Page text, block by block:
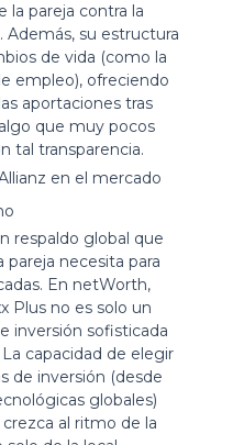
pareja contra la
Además, su estructura
de vida (como la
empleo), ofreciendo
aportaciones tras
que muy pocos
tal transparencia.
en el mercado
respaldo global que
pareja necesita para
En netWorth,
Plus no es solo un
inversión sofisticada
capacidad de elegir
de inversión (desde
globales)
al ritmo de la